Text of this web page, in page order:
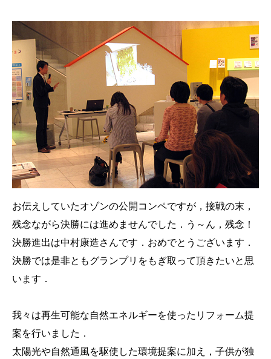
お伝えしていたオゾンの公開コンペですが，接戦の末，
残念ながら決勝には進めませんでした．う～ん，残念！
決勝進出は中村康造さんです．おめでとうございます．
決勝では是非ともグランプリをもぎ取って頂きたいと思
います．
我々は再生可能な自然エネルギーを使ったリフォーム提
案を行いました．
太陽光や自然通風を駆使した環境提案に加え，子供が独